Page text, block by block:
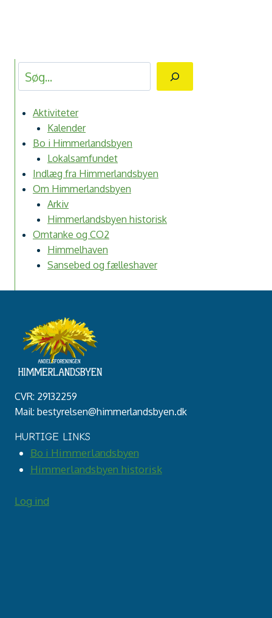
Aktiviteter
Kalender
Bo i Himmerlandsbyen
Lokalsamfundet
Indlæg fra Himmerlandsbyen
Om Himmerlandsbyen
Arkiv
Himmerlandsbyen historisk
Omtanke og CO2
Himmelhaven
Sansebed og fælleshaver
CVR: 29132259
Mail: bestyrelsen@himmerlandsbyen.dk
HURTIGE LINKS
Bo i Himmerlandsbyen
Himmerlandsbyen historisk
Log ind